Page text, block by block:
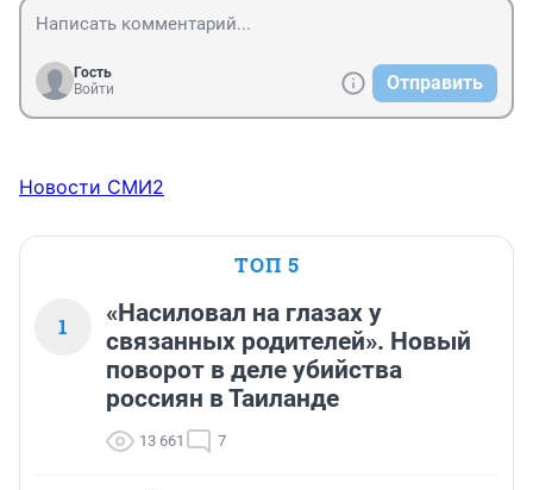
Гость
Войти
Отправить
Новости СМИ2
ТОП 5
1
«Насиловал на глазах у
связанных родителей». Новый
поворот в деле убийства
россиян в Таиланде
13 661 7